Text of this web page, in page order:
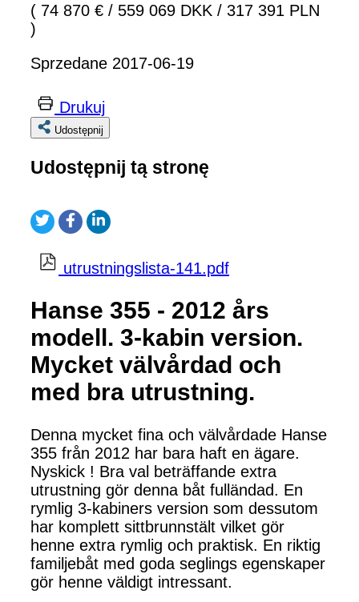
( 74 870 € / 559 069 DKK / 317 391 PLN
)
Sprzedane 2017-06-19
Drukuj
Udostępnij
Udostępnij tą stronę
utrustningslista-141.pdf
Hanse 355 - 2012 års
modell. 3-kabin version.
Mycket välvårdad och
med bra utrustning.
Denna mycket fina och välvårdade Hanse
355 från 2012 har bara haft en ägare.
Nyskick ! Bra val beträffande extra
utrustning gör denna båt fulländad. En
rymlig 3-kabiners version som dessutom
har komplett sittbrunnstält vilket gör
henne extra rymlig och praktisk. En riktig
familjebåt med goda seglings egenskaper
gör henne väldigt intressant.